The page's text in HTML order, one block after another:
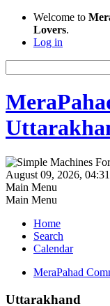
Welcome to
Lovers.
Log in
August 09, 2026,
Main Menu
Main Menu
Home
Search
Calendar
MeraPahad
Uttarakhand